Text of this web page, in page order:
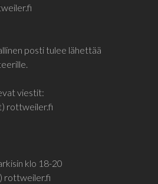
posti tulee lähettää
viestit:
rottweiler.fi
klo 18-20
rottweiler.fi